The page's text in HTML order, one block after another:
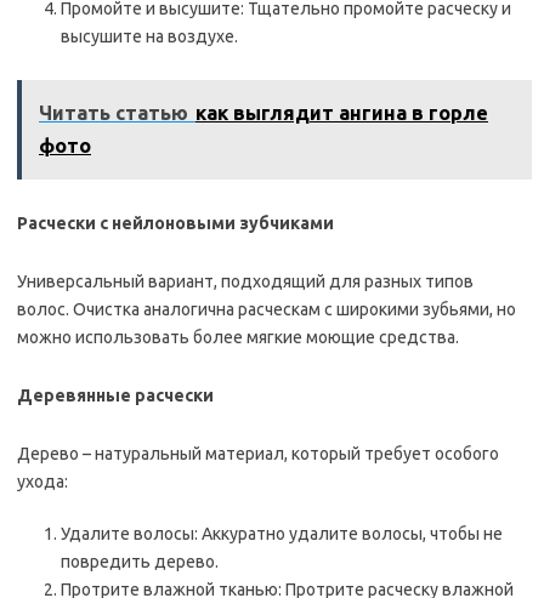
Промойте и высушите: Тщательно промойте расческу и
высушите на воздухе.
Читать статью как выглядит ангина в горле
фото
Расчески с нейлоновыми зубчиками
Универсальный вариант, подходящий для разных типов
волос. Очистка аналогична расческам с широкими зубьями, но
можно использовать более мягкие моющие средства.
Деревянные расчески
Дерево – натуральный материал, который требует особого
ухода:
Удалите волосы: Аккуратно удалите волосы, чтобы не
повредить дерево.
Протрите влажной тканью: Протрите расческу влажной